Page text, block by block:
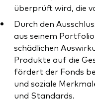
überprüft wird, die
Durch den
aus seinem
schädlichen
Produkte auf die
fördert der Fonds
und soziale
und Standards.